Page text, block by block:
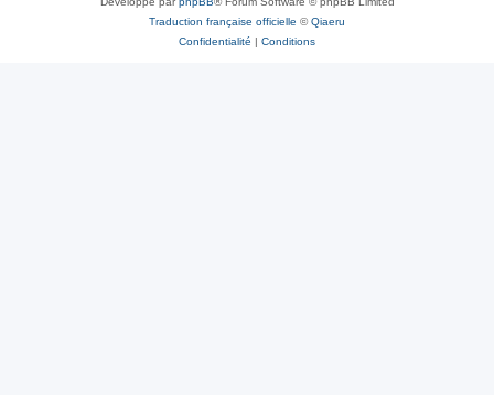
Traduction française officielle ©Qiaeru
Confidentialité | Conditions